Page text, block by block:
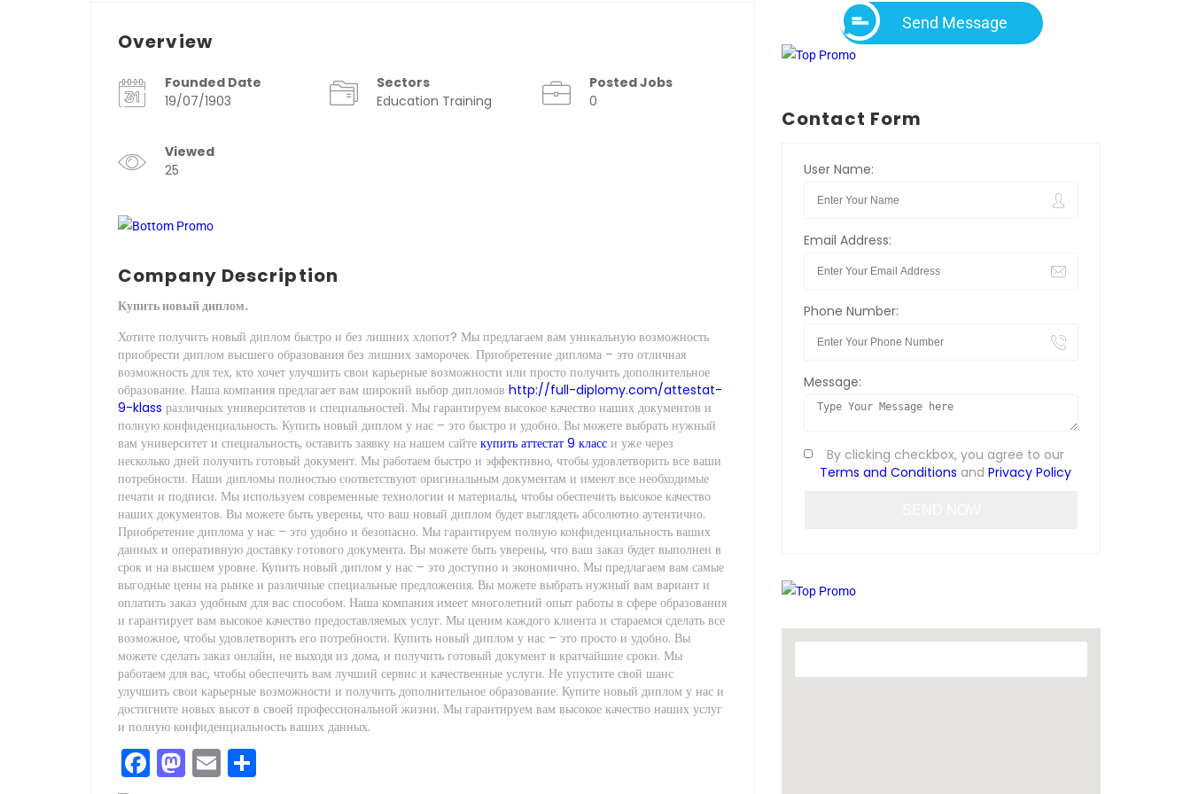
Overview
Founded Date
19/07/1903
Sectors
Education Training
Posted Jobs
0
Viewed
25
Company Description
Купить новый диплом.
Хотите получить новый диплом быстро и без лишних хлопот? Мы предлагаем вам уникальную возможность
приобрести диплом высшего образования без лишних заморочек. Приобретение диплома – это отличная
возможность для тех, кто хочет улучшить свои карьерные возможности или просто получить дополнительное
образование. Наша компания предлагает вам широкий выбор дипломов http://full-diplomy.com/attestat-
9-klass различных университетов и специальностей. Мы гарантируем высокое качество наших документов и
полную конфиденциальность. Купить новый диплом у нас – это быстро и удобно. Вы можете выбрать нужный
вам университет и специальность, оставить заявку на нашем сайте купить аттестат 9 класс и уже через
несколько дней получить готовый документ. Мы работаем быстро и эффективно, чтобы удовлетворить все ваши
потребности. Наши дипломы полностью соответствуют оригинальным документам и имеют все необходимые
печати и подписи. Мы используем современные технологии и материалы, чтобы обеспечить высокое качество
наших документов. Вы можете быть уверены, что ваш новый диплом будет выглядеть абсолютно аутентично.
Приобретение диплома у нас – это удобно и безопасно. Мы гарантируем полную конфиденциальность ваших
данных и оперативную доставку готового документа. Вы можете быть уверены, что ваш заказ будет выполнен в
срок и на высшем уровне. Купить новый диплом у нас – это доступно и экономично. Мы предлагаем вам самые
выгодные цены на рынке и различные специальные предложения. Вы можете выбрать нужный вам вариант и
оплатить заказ удобным для вас способом. Наша компания имеет многолетний опыт работы в сфере образования
и гарантирует вам высокое качество предоставляемых услуг. Мы ценим каждого клиента и стараемся сделать все
возможное, чтобы удовлетворить его потребности. Купить новый диплом у нас – это просто и удобно. Вы
можете сделать заказ онлайн, не выходя из дома, и получить готовый документ в кратчайшие сроки. Мы
работаем для вас, чтобы обеспечить вам лучший сервис и качественные услуги. Не упустите свой шанс
улучшить свои карьерные возможности и получить дополнительное образование. Купите новый диплом у нас и
достигните новых высот в своей профессиональной жизни. Мы гарантируем вам высокое качество наших услуг
и полную конфиденциальность ваших данных.
Facebook
Mastodon
Email
Send Message
Contact Form
User Name:
Email Address:
Phone Number:
Message:
By clicking checkbox, you agree to our
Terms and Conditions and Privacy Policy